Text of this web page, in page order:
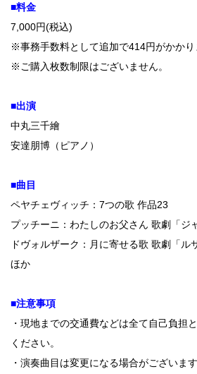
■料金
7,000円(税込)
※事務手数料として追加で414円がかかり
※ご購入枚数制限はございません。
■出演
中丸三千繪
安達朋博（ピアノ）
■曲目
ペヤチェヴィッチ：7つの歌 作品23
プッチーニ：わたしのお父さん 歌劇「ジ
ドヴォルザーク：月に寄せる歌 歌劇「ル
ほか
■注意事項
・現地までの交通費などは全て自己負担
ください。
・演奏曲目は変更になる場合がございます